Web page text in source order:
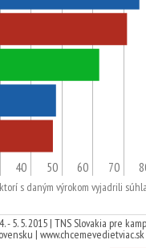
40 50 60 70
s daným výrokom vyjadrili
5. 5. 2015 | TNS Slovakia pre
| www.chcemevedietviac.sk